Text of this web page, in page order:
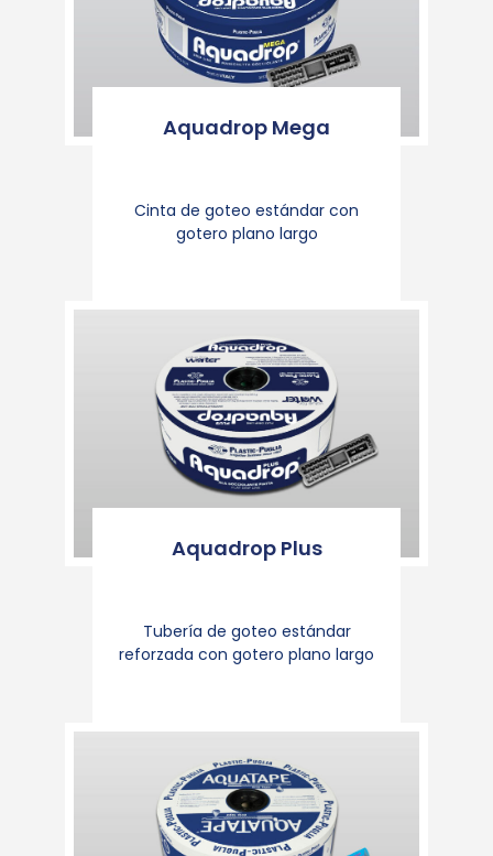
Aquadrop Mega
Cinta de goteo estándar con
gotero plano largo
Aquadrop Plus
Tubería de goteo estándar
reforzada con gotero plano largo